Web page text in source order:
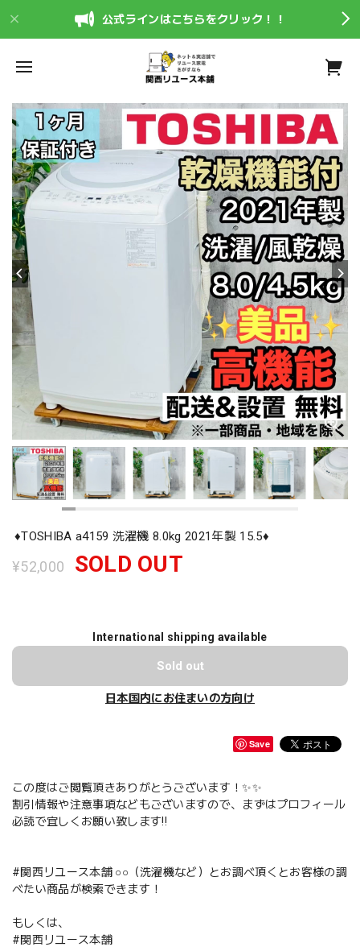
公式ラインはこちらをクリック！！
♦️TOSHIBA a4159 洗濯機 8.0kg 2021年製 15.5♦️
¥52,000 SOLD OUT
International shipping available
Sold out
日本国内にお住まいの方向け
Save
この度はご閲覧頂きありがとうございます！✨✨
割引情報や注意事項などもございますので、まずはプロフィール
必読で宜しくお願い致します‼️
#関西リユース本舗 ○○（洗濯機など）とお調べ頂くとお客様の調
べたい商品が検索できます！
もしくは、
#関西リユース本舗